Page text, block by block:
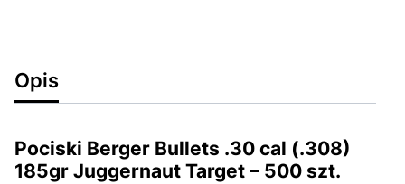
Opis
Pociski Berger Bullets .30 cal (.308)
185gr Juggernaut Target – 500 szt.